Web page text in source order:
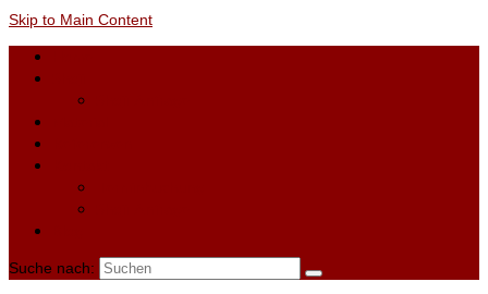
Skip to Main Content
Suche nach: